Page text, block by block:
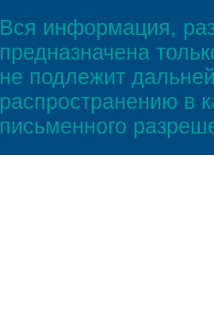
Вся информация,
предназначена
не подлежит
распространению в
письменного